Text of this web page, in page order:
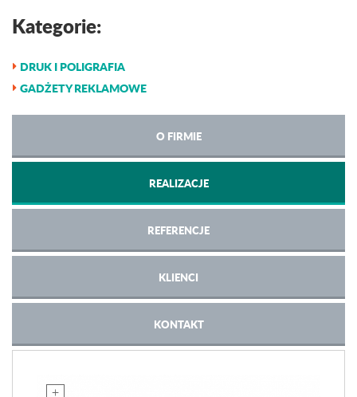
Kategorie:
DRUK I POLIGRAFIA
GADŻETY REKLAMOWE
O FIRMIE
REALIZACJE
REFERENCJE
KLIENCI
KONTAKT